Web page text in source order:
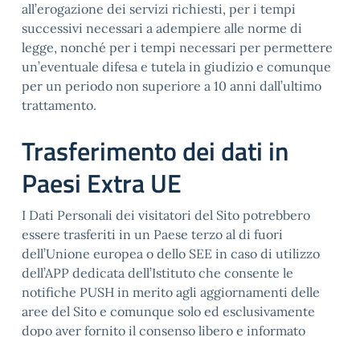
all’erogazione dei servizi richiesti, per i tempi
successivi necessari a adempiere alle norme di
legge, nonché per i tempi necessari per permettere
un’eventuale difesa e tutela in giudizio e comunque
per un periodo non superiore a 10 anni dall’ultimo
trattamento.
Trasferimento dei dati in
Paesi Extra UE
I Dati Personali dei visitatori del Sito potrebbero
essere trasferiti in un Paese terzo al di fuori
dell’Unione europea o dello SEE in caso di utilizzo
dell’APP dedicata dell’Istituto che consente le
notifiche PUSH in merito agli aggiornamenti delle
aree del Sito e comunque solo ed esclusivamente
dopo aver fornito il consenso libero e informato